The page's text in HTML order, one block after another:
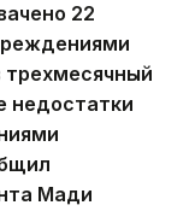
22
трехмесячный
недостатки
Мади